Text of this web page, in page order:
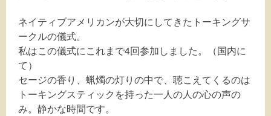
ネイティブアメリカンが大切にしてきたトーキングサ
ークルの儀式。
私はこの儀式にこれまで4回参加しました。（国内に
て）
セージの香り、蝋燭の灯りの中で、聴こえてくるのは
トーキングスティックを持った一人の人の心の声の
み。静かな時間です。